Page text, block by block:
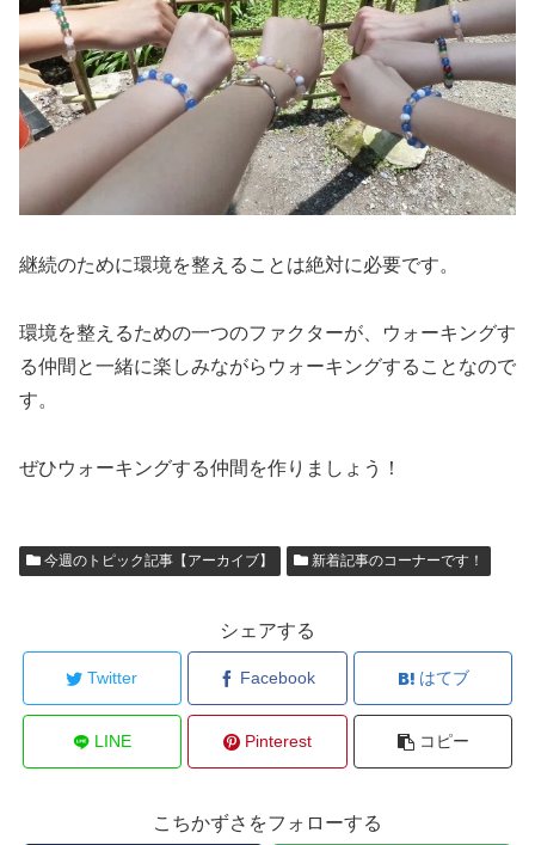
継続のために環境を整えることは絶対に必要です。
環境を整えるための一つのファクターが、ウォーキングす
る仲間と一緒に楽しみながらウォーキングすることなので
す。
ぜひウォーキングする仲間を作りましょう！
今週のトピック記事【アーカイブ】 新着記事のコーナーです！
シェアする
Twitter Facebook はてブ
LINE Pinterest コピー
こちかずさをフォローする